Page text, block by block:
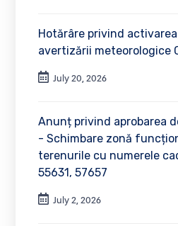
Hotărâre privind activarea
avertizării meteorologice
July 20, 2026
Anunț privind aprobarea
- Schimbare zonă
terenurile cu numerele
55631, 57657
July 2, 2026